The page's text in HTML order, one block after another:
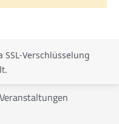
Verschlüsselung